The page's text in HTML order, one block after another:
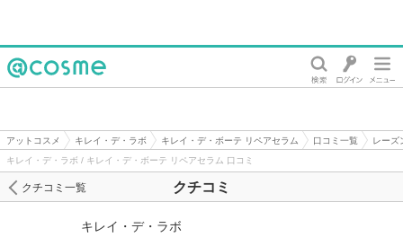
アットコスメ キレイ・デ・ラボ キレイ・デ・ボーテ リペアセラム 口コミ一覧
レーズ
キレイ・デ・ラボ / キレイ・デ・ボーテ リペアセラム 口コミ
クチコミ
クチコミ一覧
キレイ・デ・ラボ